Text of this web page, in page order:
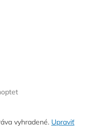
vyhradené. Upraviť